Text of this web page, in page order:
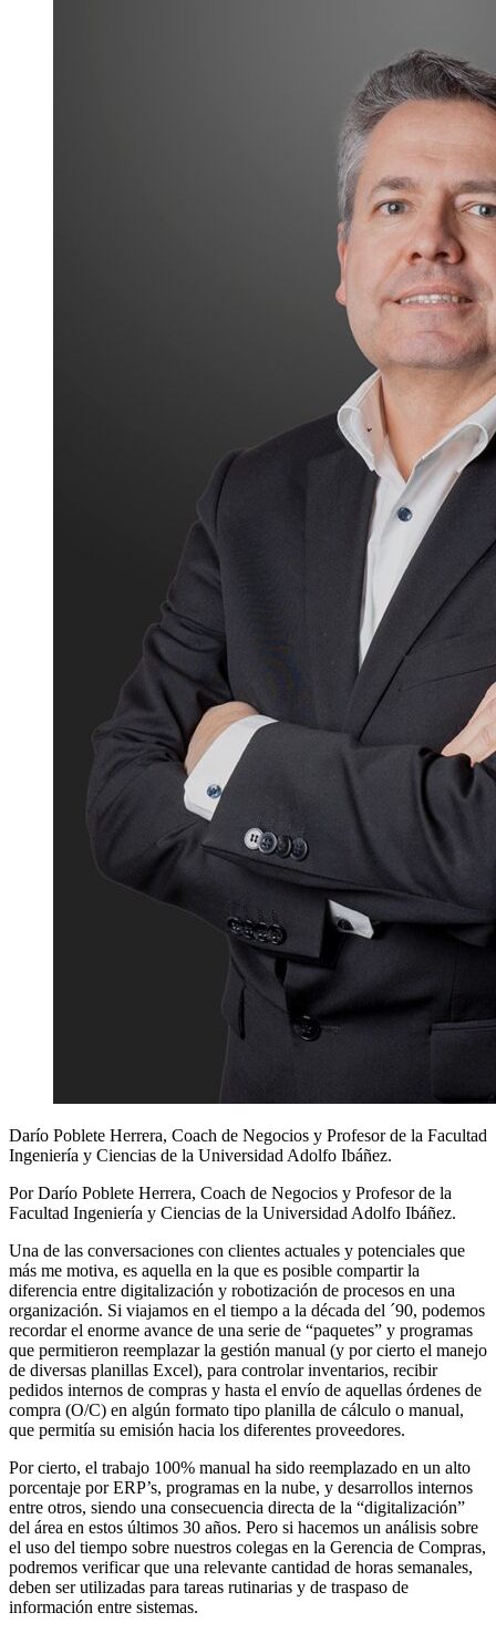
Darío Poblete Herrera, Coach de Negocios y Profesor de la Facultad
Ingeniería y Ciencias de la Universidad Adolfo Ibáñez.
Por Darío Poblete Herrera, Coach de Negocios y Profesor de la
Facultad Ingeniería y Ciencias de la Universidad Adolfo Ibáñez.
Una de las conversaciones con clientes actuales y potenciales que
más me motiva, es aquella en la que es posible compartir la
diferencia entre digitalización y robotización de procesos en una
organización. Si viajamos en el tiempo a la década del ´90, podemos
recordar el enorme avance de una serie de “paquetes” y programas
que permitieron reemplazar la gestión manual (y por cierto el manejo
de diversas planillas Excel), para controlar inventarios, recibir
pedidos internos de compras y hasta el envío de aquellas órdenes de
compra (O/C) en algún formato tipo planilla de cálculo o manual,
que permitía su emisión hacia los diferentes proveedores.
Por cierto, el trabajo 100% manual ha sido reemplazado en un alto
porcentaje por ERP’s, programas en la nube, y desarrollos internos
entre otros, siendo una consecuencia directa de la “digitalización”
del área en estos últimos 30 años. Pero si hacemos un análisis sobre
el uso del tiempo sobre nuestros colegas en la Gerencia de Compras,
podremos verificar que una relevante cantidad de horas semanales,
deben ser utilizadas para tareas rutinarias y de traspaso de
información entre sistemas.